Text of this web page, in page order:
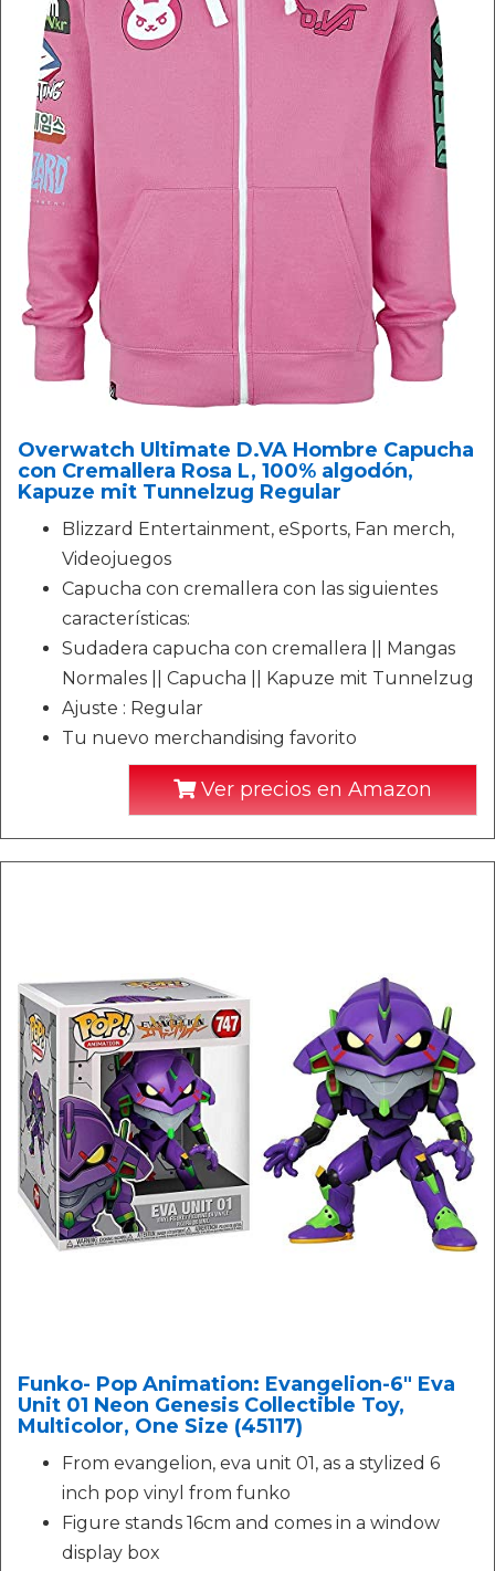
Overwatch Ultimate D.VA Hombre Capucha
con Cremallera Rosa L, 100% algodón,
Kapuze mit Tunnelzug Regular
Blizzard Entertainment, eSports, Fan merch,
Videojuegos
Capucha con cremallera con las siguientes
características:
Sudadera capucha con cremallera || Mangas
Normales || Capucha || Kapuze mit Tunnelzug
Ajuste : Regular
Tu nuevo merchandising favorito
Ver precios en Amazon
Funko- Pop Animation: Evangelion-6" Eva
Unit 01 Neon Genesis Collectible Toy,
Multicolor, One Size (45117)
From evangelion, eva unit 01, as a stylized 6
inch pop vinyl from funko
Figure stands 16cm and comes in a window
display box